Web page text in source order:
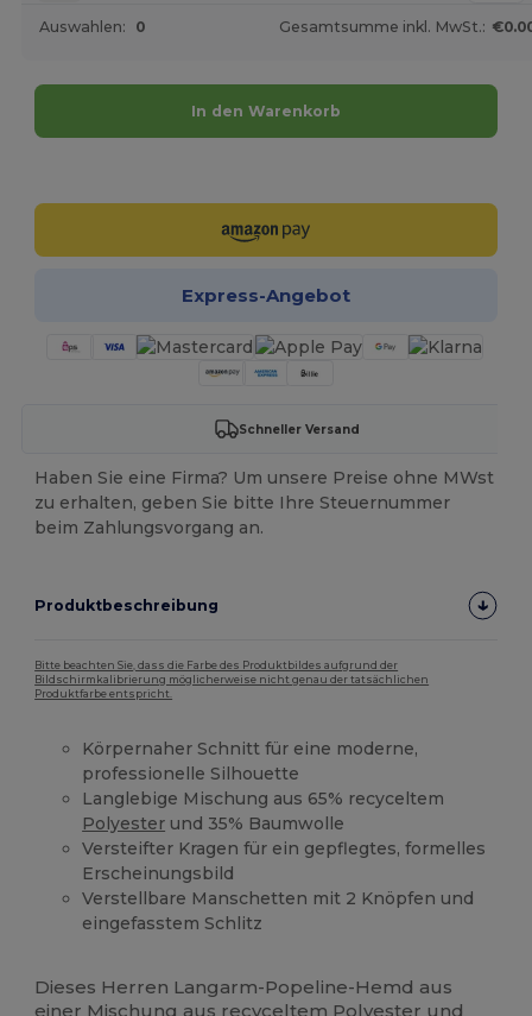
Auswahlen: 0 Gesamtsumme inkl. MwSt.:
In den Warenkorb
Express-Angebot
Schneller Versand
Haben Sie eine Firma? Um unsere Preise ohne MWst
zu erhalten, geben Sie bitte Ihre Steuernummer
beim Zahlungsvorgang an.
Produktbeschreibung
Bitte beachten Sie, dass die Farbe des Produktbildes aufgrund der
Bildschirmkalibrierung möglicherweise nicht genau der tatsächlichen
Produktfarbe entspricht.
Körpernaher Schnitt für eine moderne,
professionelle Silhouette
Langlebige Mischung aus 65% recyceltem
Polyester und 35% Baumwolle
Versteifter Kragen für ein gepflegtes, formelles
Erscheinungsbild
Verstellbare Manschetten mit 2 Knöpfen und
eingefasstem Schlitz
Dieses Herren Langarm-Popeline-Hemd aus
einer Mischung aus recyceltem Polyester und